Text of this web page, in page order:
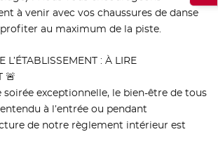
à venir avec vos chaussures de danse
au maximum de la piste.
L’ÉTABLISSEMENT : À LIRE
🚨
exceptionnelle, le bien-être de tous
à l’entrée ou pendant
de notre règlement intérieur est